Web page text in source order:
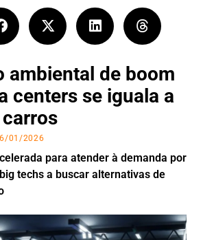
ambiental de boom
centers se iguala a
01/2026
para atender à demanda por
techs a buscar alternativas de